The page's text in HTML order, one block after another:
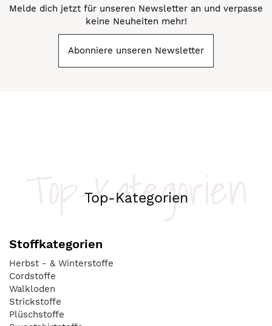
Melde dich jetzt für unseren Newsletter an und verpasse
keine Neuheiten mehr!
Abonniere unseren Newsletter
Top-Kategorien
Top-Kategorien
Stoffkategorien
Herbst - & Winterstoffe
Cordstoffe
Walkloden
Strickstoffe
Plüschstoffe